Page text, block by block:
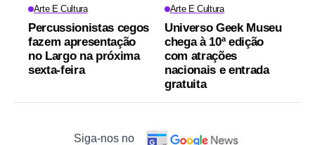
Arte E Cultura
Percussionistas cegos
fazem apresentação
no Largo na próxima
sexta-feira
Arte E Cultura
Universo Geek Museu
chega à 10ª edição
com atrações
nacionais e entrada
gratuita
Siga-nos no